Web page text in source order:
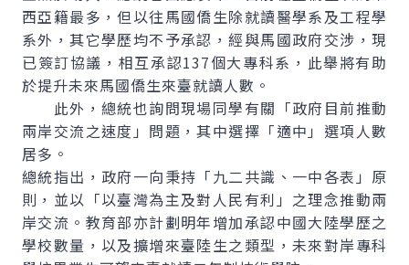
西亞籍最多，但以往馬國僑生除就讀醫學系及工程學
系外，其它學歷均不予承認，經與馬國政府交涉，現
已簽訂協議，相互承認137個大專科系，此舉將有助
於提升未來馬國僑生來臺就讀人數。
此外，總統也詢問現場同學有關「政府目前推動
兩岸交流之速度」問題，其中選擇「適中」選項人數
居多。
總統指出，政府一向秉持「九二共識、一中各表」原
則，並以「以臺灣為主及對人民有利」之理念推動兩
岸交流。教育部亦計劃明年增加承認中國大陸學歷之
學校數量，以及擴增來臺陸生之類型，未來對岸專科